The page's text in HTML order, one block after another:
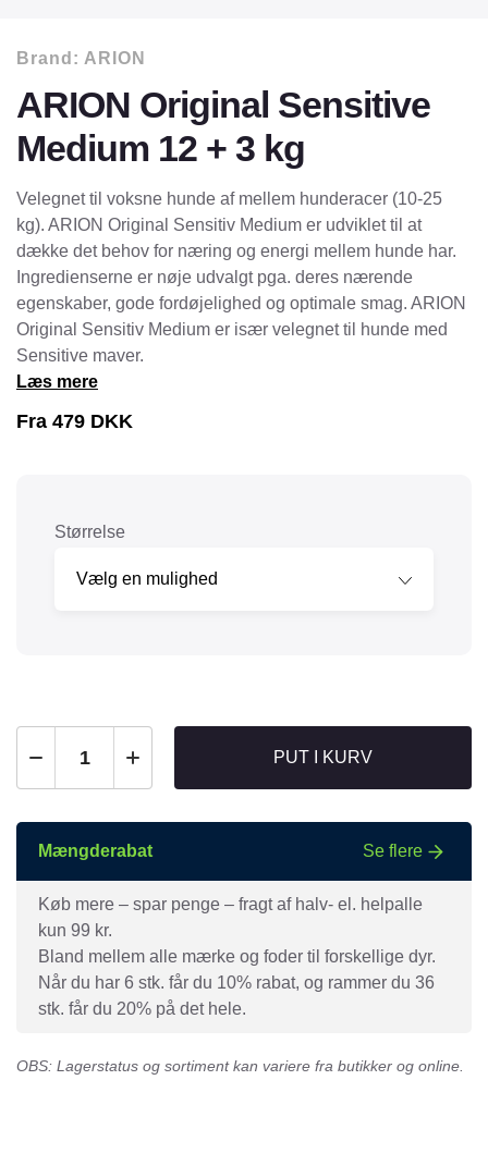
Brand: ARION
ARION Original Sensitive
Medium 12 + 3 kg
Velegnet til voksne hunde af mellem hunderacer (10-25
kg). ARION Original Sensitiv Medium er udviklet til at
dække det behov for næring og energi mellem hunde har.
Ingredienserne er nøje udvalgt pga. deres nærende
egenskaber, gode fordøjelighed og optimale smag. ARION
Original Sensitiv Medium er især velegnet til hunde med
Sensitive maver.
Læs mere
Fra 479 DKK
Størrelse
PUT I KURV
Mængderabat Se flere
Køb mere – spar penge – fragt af halv- el. helpalle
kun 99 kr.
Bland mellem alle mærke og foder til forskellige dyr.
Når du har 6 stk. får du 10% rabat, og rammer du 36
stk. får du 20% på det hele.
OBS: Lagerstatus og sortiment kan variere fra butikker og online.